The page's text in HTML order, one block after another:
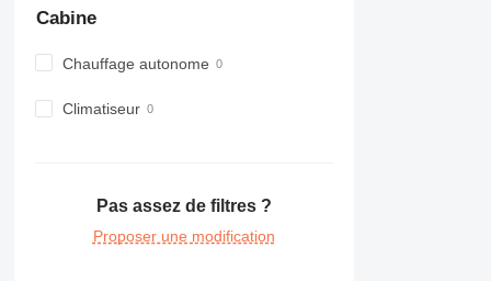
M-series
NR
RM
Cabine
Chauffage autonome
Climatiseur
Pas assez de filtres ?
Proposer une modification